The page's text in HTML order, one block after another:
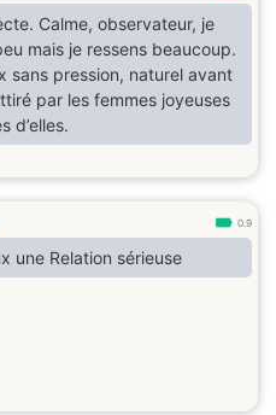
Calme, observateur, je
mais je ressens beaucoup.
sans pression, naturel avant
par les femmes joyeuses
d’elles.
0.9
une Relation sérieuse